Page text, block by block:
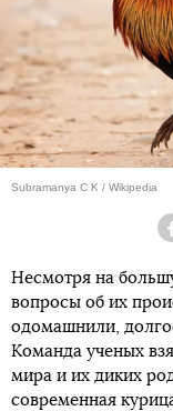
Subramanya C K / Wikipedia
Несмотря на
вопросы об их
одомашнили,
Команда ученых
мира и их диких
современная